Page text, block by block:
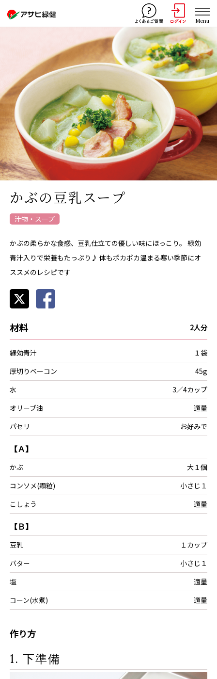
Menu
かぶの豆乳スープ
汁物・スープ
かぶの柔らかな食感、豆乳仕立ての優しい味にほっこり。 緑効
青汁入りで栄養もたっぷり♪ 体もポカポカ温まる寒い季節にオ
ススメのレシピです
材料 2人分
緑効青汁
１袋
厚切りベーコン
45g
水
3／4カップ
オリーブ油
適量
パセリ
お好みで
【Ａ】
かぶ
大１個
コンソメ(顆粒)
小さじ１
こしょう
適量
【Ｂ】
豆乳
１カップ
バター
小さじ１
塩
適量
コーン(水煮)
適量
作り方
1. 下準備